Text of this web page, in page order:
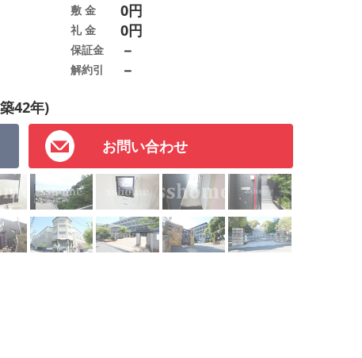
お問い合わせ
42年)
敷 金 0円
礼 金 0円
保証金 －
解約引 －